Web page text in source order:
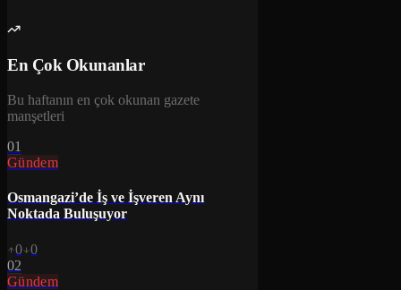
En Çok Okunanlar
Bu haftanın en çok okunan gazete
manşetleri
01
Gündem
Osmangazi’de İş ve İşveren Aynı
Noktada Buluşuyor
0 0
02
Gündem